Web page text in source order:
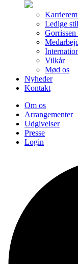
Ledige
Gorrissen
Vilkår
Mød os
Nyheder
Kontakt
Om os
Arrangementer
Udgivelser
Presse
Login